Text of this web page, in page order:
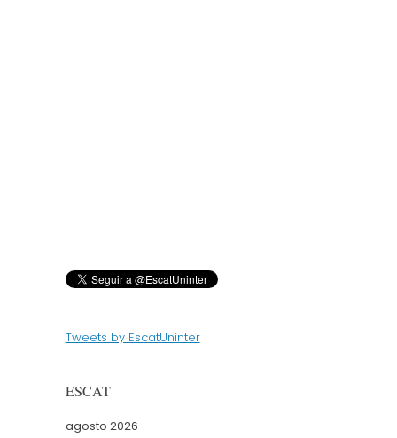
Tweets by EscatUninter
ESCAT
agosto 2026